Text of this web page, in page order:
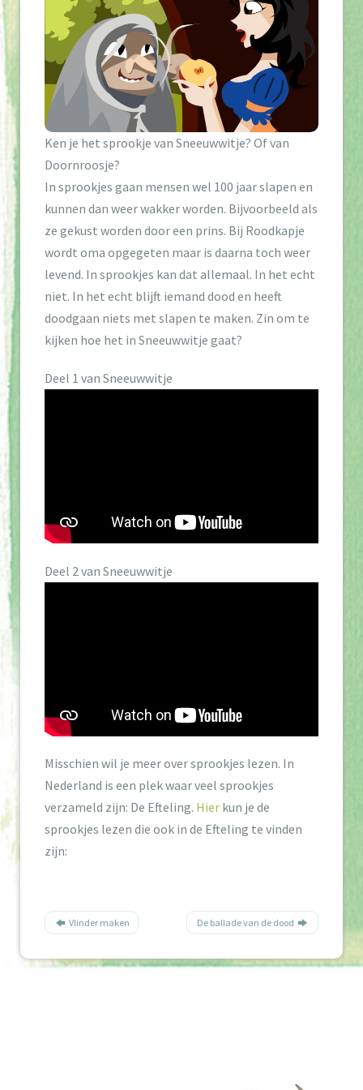
o
n
Ken je het sprookje van Sneeuwwitje? Of van
Doornroosje?
In sprookjes gaan mensen wel 100 jaar slapen en
kunnen dan weer wakker worden. Bijvoorbeeld als
ze gekust worden door een prins. Bij Roodkapje
wordt oma opgegeten maar is daarna toch weer
levend. In sprookjes kan dat allemaal. In het echt
niet. In het echt blijft iemand dood en heeft
doodgaan niets met slapen te maken. Zin om te
kijken hoe het in Sneeuwwitje gaat?
Deel 1 van Sneeuwwitje
Deel 2 van Sneeuwwitje
Misschien wil je meer over sprookjes lezen. In
Nederland is een plek waar veel sprookjes
verzameld zijn: De Efteling. Hier kun je de
sprookjes lezen die ook in de Efteling te vinden
zijn:
Vlinder maken De ballade van de dood